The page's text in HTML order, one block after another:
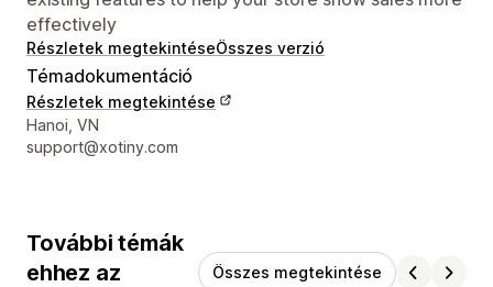
effectively
Részletek megtekintéseÖsszes verzió
Témadokumentáció
Részletek megtekintése
Dizájner kapcsolattartási adatai
Hanoi, VN
support@xotiny.com
További témák
ehhez az
Összes megtekintése